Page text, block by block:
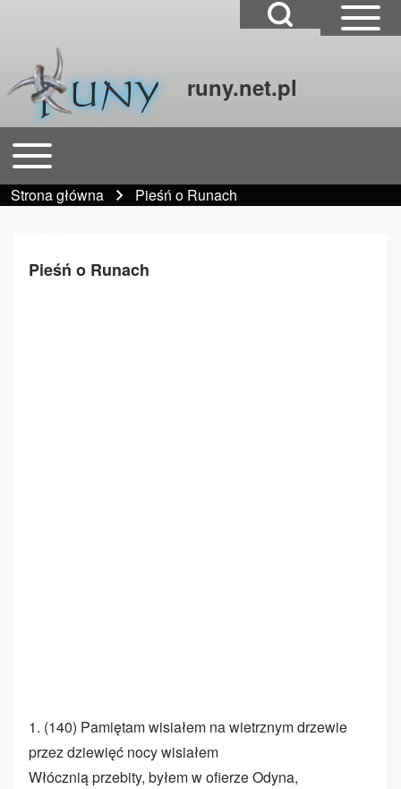
Close Search Block
Szukaj
runy.net.pl
Główna nawigacja
Open or Close horizontal Main Menu
Ścieżka nawigacyjna
Strona główna Pieśń o Runach
Pieśń o Runach
1. (140) Pamiętam wisiałem na wietrznym drzewie
przez dziewięć nocy wisiałem
Włócznią przebity, byłem w ofierze Odyna,